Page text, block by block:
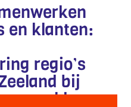
en klanten:
regio’s
bij